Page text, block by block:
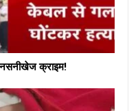
क्राइम!